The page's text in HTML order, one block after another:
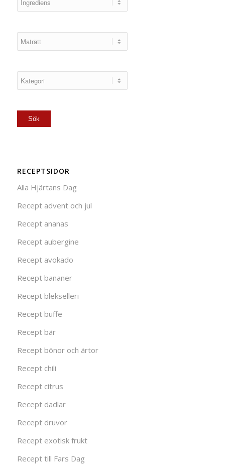
RECEPTSIDOR
Alla Hjärtans Dag
Recept advent och jul
Recept ananas
Recept aubergine
Recept avokado
Recept bananer
Recept blekselleri
Recept buffe
Recept bär
Recept bönor och ärtor
Recept chili
Recept citrus
Recept dadlar
Recept druvor
Recept exotisk frukt
Recept till Fars Dag